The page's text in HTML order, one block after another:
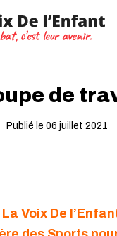
de
Publié le 06 juillet 2021
Voix De